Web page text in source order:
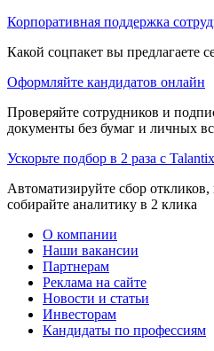
Корпоративная поддержка
Какой соцпакет вы предлагаете
Оформляйте кандидатов онлайн
Проверяйте сотрудников и
документы без бумаг и личных
Ускорьте подбор в 2 раза с Talantix
Автоматизируйте сбор откликов,
собирайте аналитику в 2 клика
О компании
Наши вакансии
Партнерам
Реклама на сайте
Новости и статьи
Инвесторам
Кандидаты по профессиям